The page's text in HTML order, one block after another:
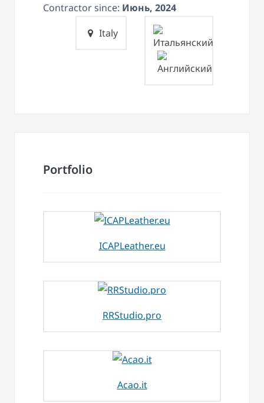
Contractor since: Июнь, 2024
Italy
Portfolio
ICAPLeather.eu
RRStudio.pro
Acao.it